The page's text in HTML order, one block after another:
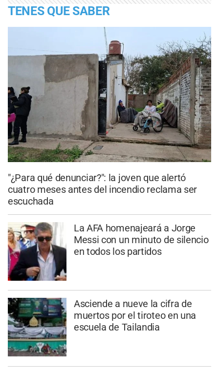
TENES QUE SABER
"¿Para qué denunciar?": la joven que alertó
cuatro meses antes del incendio reclama ser
escuchada
La AFA homenajeará a Jorge
Messi con un minuto de silencio
en todos los partidos
Asciende a nueve la cifra de
muertos por el tiroteo en una
escuela de Tailandia